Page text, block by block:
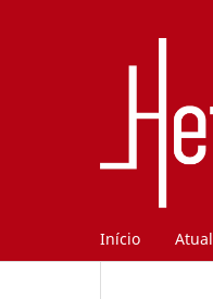
Início Atual